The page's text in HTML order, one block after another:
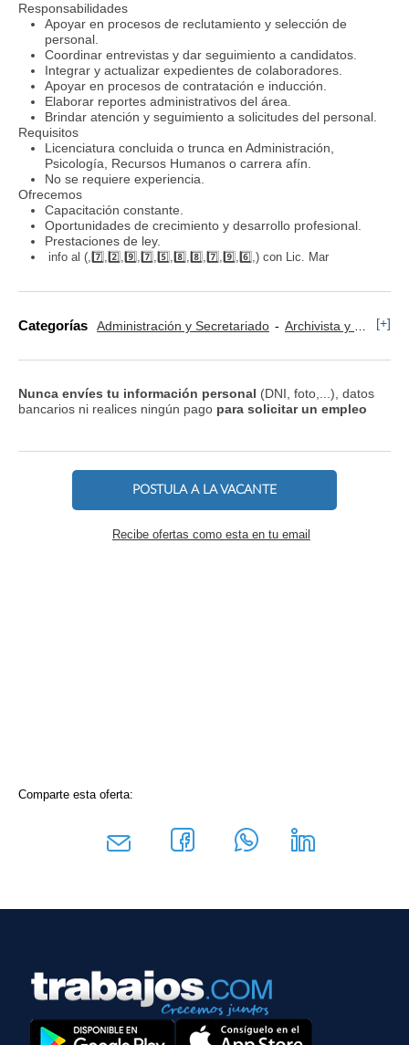
Responsabilidades
Apoyar en procesos de reclutamiento y selección de
personal.
Coordinar entrevistas y dar seguimiento a candidatos.
Integrar y actualizar expedientes de colaboradores.
Apoyar en procesos de contratación e inducción.
Elaborar reportes administrativos del área.
Brindar atención y seguimiento a solicitudes del personal.
Requisitos
Licenciatura concluida o trunca en Administración,
Psicología, Recursos Humanos o carrera afín.
No se requiere experiencia.
Ofrecemos
Capacitación constante.
Oportunidades de crecimiento y desarrollo profesional.
Prestaciones de ley.
info al (,7️⃣,2️⃣,9️⃣,7️⃣,5️⃣,8️⃣,8️⃣,7️⃣,9️⃣,6️⃣,)con Lic. Mar
Categorías Administración y Secretariado Archivista y Manejo de Documentación [+]
Nunca envíes tu información personal (DNI, foto,...), datos
bancarios ni realices ningún pago para solicitar un empleo
POSTULA A LA VACANTE
Recibe ofertas como esta en tu email
Comparte esta oferta: